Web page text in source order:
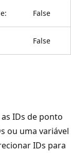
False
False
IDs de ponto
ou uma variável
IDs para